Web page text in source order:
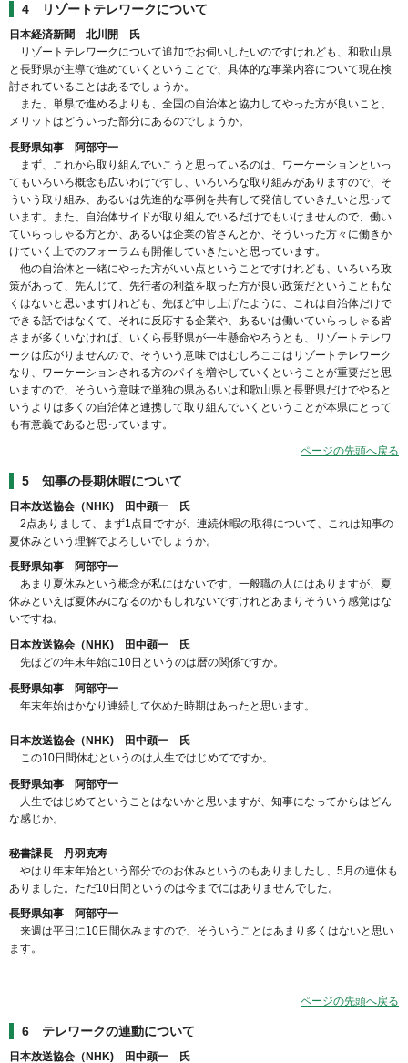
4 リゾートテレワークについて
日本経済新聞 北川開 氏
リゾートテレワークについて追加でお伺いしたいのですけれども、和歌山県
と長野県が主導で進めていくということで、具体的な事業内容について現在検
討されていることはあるでしょうか。
また、単県で進めるよりも、全国の自治体と協力してやった方が良いこと、
メリットはどういった部分にあるのでしょうか。
長野県知事 阿部守一
まず、これから取り組んでいこうと思っているのは、ワーケーションといっ
てもいろいろ概念も広いわけですし、いろいろな取り組みがありますので、そ
ういう取り組み、あるいは先進的な事例を共有して発信していきたいと思って
います。また、自治体サイドが取り組んでいるだけでもいけませんので、働い
ていらっしゃる方とか、あるいは企業の皆さんとか、そういった方々に働きか
けていく上でのフォーラムも開催していきたいと思っています。
他の自治体と一緒にやった方がいい点ということですけれども、いろいろ政
策があって、先んじて、先行者の利益を取った方が良い政策だということもな
くはないと思いますけれども、先ほど申し上げたように、これは自治体だけで
できる話ではなくて、それに反応する企業や、あるいは働いていらっしゃる皆
さまが多くいなければ、いくら長野県が一生懸命やろうとも、リゾートテレワ
ークは広がりませんので、そういう意味ではむしろここはリゾートテレワーク
なり、ワーケーションされる方のパイを増やしていくということが重要だと思
いますので、そういう意味で単独の県あるいは和歌山県と長野県だけでやると
いうよりは多くの自治体と連携して取り組んでいくということが本県にとって
も有意義であると思っています。
ページの先頭へ戻る
5 知事の長期休暇について
日本放送協会（NHK) 田中顕一 氏
2点ありまして、まず1点目ですが、連続休暇の取得について、これは知事の
夏休みという理解でよろしいでしょうか。
長野県知事 阿部守一
あまり夏休みという概念が私にはないです。一般職の人にはありますが、夏
休みといえば夏休みになるのかもしれないですけれどあまりそういう感覚はな
いですね。
日本放送協会（NHK) 田中顕一 氏
先ほどの年末年始に10日というのは暦の関係ですか。
長野県知事 阿部守一
年末年始はかなり連続して休めた時期はあったと思います。
日本放送協会（NHK) 田中顕一 氏
この10日間休むというのは人生ではじめてですか。
長野県知事 阿部守一
人生ではじめてということはないかと思いますが、知事になってからはどん
な感じか。
秘書課長 丹羽克寿
やはり年末年始という部分でのお休みというのもありましたし、5月の連休も
ありました。ただ10日間というのは今までにはありませんでした。
長野県知事 阿部守一
来週は平日に10日間休みますので、そういうことはあまり多くはないと思い
ます。
ページの先頭へ戻る
6 テレワークの連動について
日本放送協会（NHK) 田中顕一 氏